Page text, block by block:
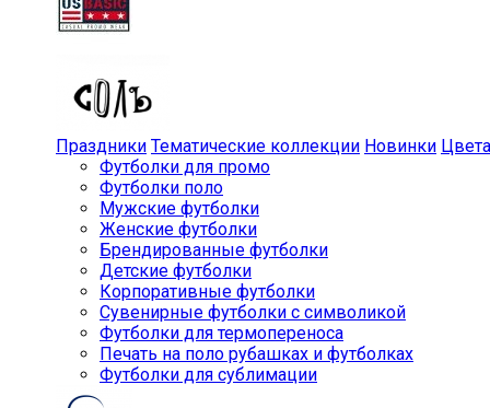
Праздники Тематические коллекции Новинки Цвета
Футболки для промо
Футболки поло
Мужские футболки
Женские футболки
Брендированные футболки
Детские футболки
Корпоративные футболки
Сувенирные футболки с символикой
Футболки для термопереноса
Печать на поло рубашках и футболках
Футболки для сублимации